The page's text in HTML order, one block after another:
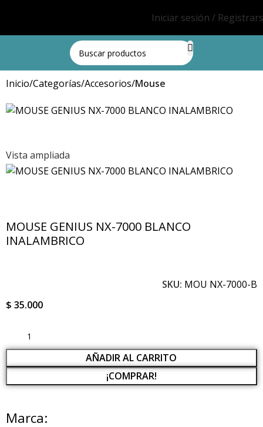
Iniciar sesión /
Inicio Categorías Accesorios Mouse
Vista ampliada
MOUSE GENIUS NX-7000 BLANCO
INALAMBRICO
SKU: MOU NX-7000-B
$ 35.000
AÑADIR AL CARRITO
¡COMPRAR!
Marca: